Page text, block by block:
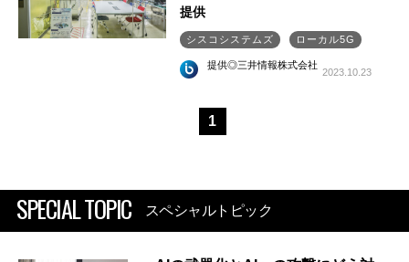
提供
シスコシステムズ ローカル5G
提供◎三井情報株式会社
2023.10.23
1
SPECIAL TOPIC スペシャルトピック